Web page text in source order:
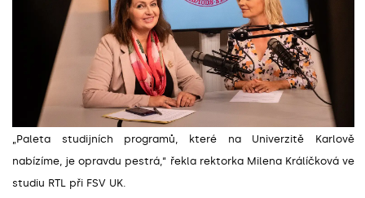
„Paleta studijních programů, které na Univerzitě Karlově
nabízíme, je opravdu pestrá,“ řekla rektorka Milena Králíčková ve
studiu RTL při FSV UK.